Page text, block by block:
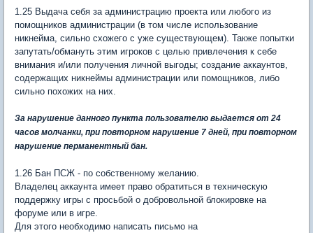
1.25 Выдача себя за администрацию проекта или любого из
помощников администрации (в том числе использование
никнейма, сильно схожего с уже существующем). Также попытки
запутать/обмануть этим игроков с целью привлечения к себе
внимания и/или получения личной выгоды; создание аккаунтов,
содержащих никнеймы администрации или помощников, либо
сильно похожих на них.
За нарушение данного пункта пользователю выдается от 24
часов молчанки, при повторном нарушение 7 дней, при повторном
нарушение перманентный бан.
1.26 Бан ПСЖ - по собственному желанию.
Владелец аккаунта имеет право обратиться в техническую
поддержку игры с просьбой о добровольной блокировке на
форуме или в игре.
Для этого необходимо написать письмо на